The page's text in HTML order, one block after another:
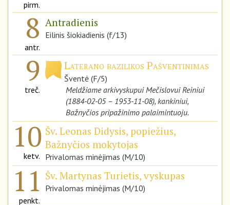
pirm.
8
antr.
Antradienis
Eilinis šiokiadienis (f/13)
9
treč.
Laterano bazilikos Pašventinimas
Šventė (F/5)
Meldžiame arkivyskupui Mečislovui Reiniui
(1884-02-05 – 1953-11-08), kankiniui,
Bažnyčios pripažinimo palaimintuoju.
10
ketv.
Šv. Leonas Didysis, popiežius,
Bažnyčios mokytojas
Privalomas minėjimas (M/10)
11
penkt.
Šv. Martynas Turietis, vyskupas
Privalomas minėjimas (M/10)